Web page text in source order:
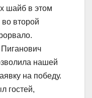
шайб в этом
второй
нашей
на победу.
гостей,